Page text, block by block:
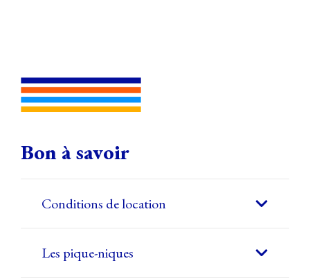
Bon à savoir
Conditions de location
Les pique-niques